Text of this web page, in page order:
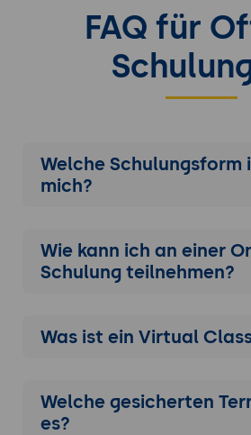
FAQ für
Welche Schulungsform
mich?
Wie kann ich an einer
Schulung teilnehmen?
Was ist ein Virtual
Welche gesicherten
es?